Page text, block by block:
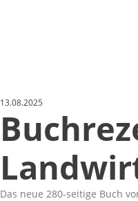
13.08.2025
Das neue 280-seitige Buch